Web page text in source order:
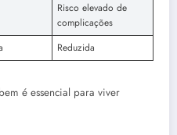
Risco elevado de
complicações
Reduzida
é essencial para viver